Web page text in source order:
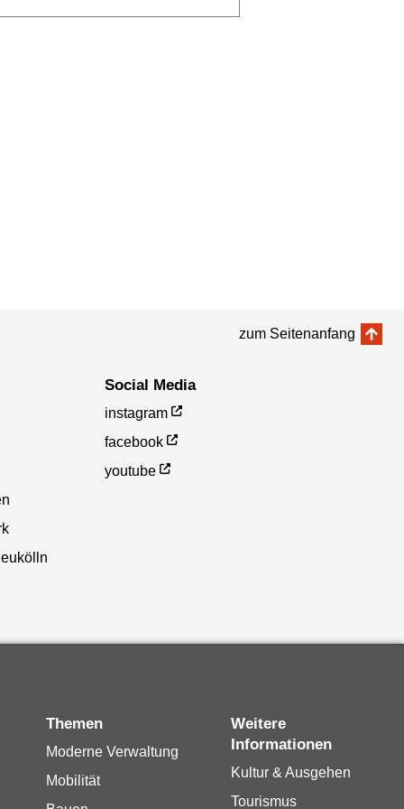
zum Seitenanfang
Social Media
instagram
facebook
youtube
Themen
Moderne Verwaltung
Mobilität
Weitere
Informationen
Kultur & Ausgehen
Tourismus